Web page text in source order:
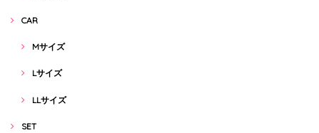
CAR
Mサイズ
Lサイズ
LLサイズ
SET